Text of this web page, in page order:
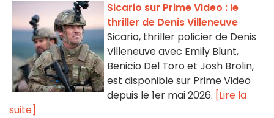
Sicario sur Prime Video : le
thriller de Denis Villeneuve
Sicario, thriller policier de Denis
Villeneuve avec Emily Blunt,
Benicio Del Toro et Josh Brolin,
est disponible sur Prime Video
depuis le 1er mai 2026. [Lire la
suite]